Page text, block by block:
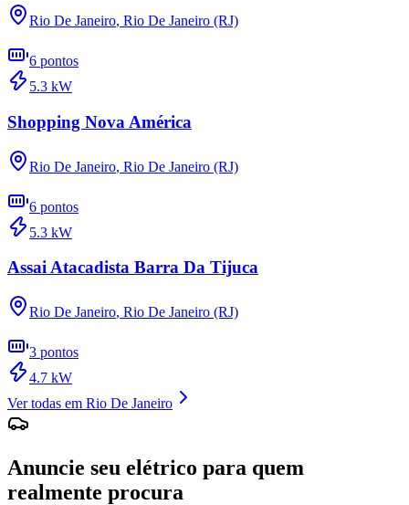
Rio De Janeiro, Rio De Janeiro (RJ)
6 pontos
5.3 kW
Shopping Nova América
Rio De Janeiro, Rio De Janeiro (RJ)
6 pontos
5.3 kW
Assai Atacadista Barra Da Tijuca
Rio De Janeiro, Rio De Janeiro (RJ)
3 pontos
4.7 kW
Ver todas em Rio De Janeiro
Anuncie seu elétrico para quem
realmente procura